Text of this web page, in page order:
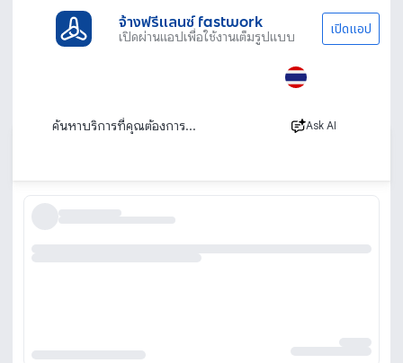
จ้างฟรีแลนซ์ fastwork
เปิดผ่านแอปเพื่อใช้งานเต็มรูปแบบ เปิดแอป
Ask AI
ออกแบบชุดแฟชั่น
ออกแบบชุดแฟนซี มาสคอต